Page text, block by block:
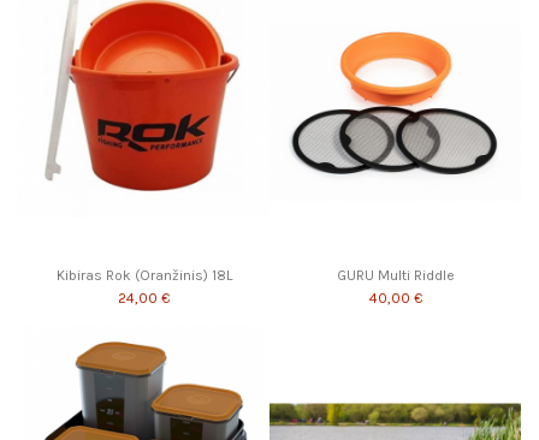
Kibiras Rok (Oranžinis) 18L
24,00 €
GURU Multi Riddle
40,00 €